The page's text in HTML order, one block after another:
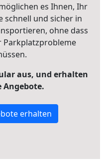
es Ihnen, Ihr
schnell und sicher in
ohne dass
Parkplatzprobleme
aus, und erhalten
Angebote.
erhalten